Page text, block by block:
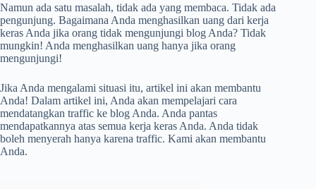
Namun ada satu masalah, tidak ada yang membaca. Tidak ada
pengunjung. Bagaimana Anda menghasilkan uang dari kerja
keras Anda jika orang tidak mengunjungi blog Anda? Tidak
mungkin! Anda menghasilkan uang hanya jika orang
mengunjungi!
Jika Anda mengalami situasi itu, artikel ini akan membantu
Anda! Dalam artikel ini, Anda akan mempelajari cara
mendatangkan traffic ke blog Anda. Anda pantas
mendapatkannya atas semua kerja keras Anda. Anda tidak
boleh menyerah hanya karena traffic. Kami akan membantu
Anda.